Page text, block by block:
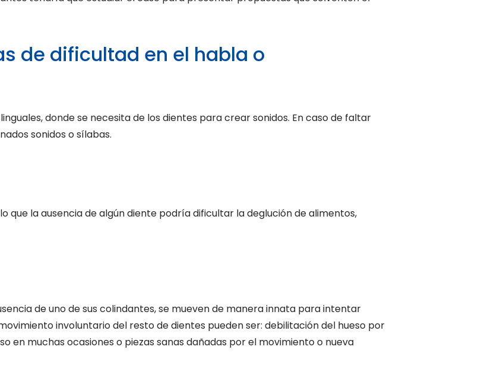
de dificultad en el habla o
donde se necesita de los dientes para crear sonidos. En caso de faltar
sonidos o sílabas.
que la ausencia de algún diente podría dificultar la deglución de alimentos,
de uno de sus colindantes, se mueven de manera innata para intentar
involuntario del resto de dientes pueden ser: debilitación del hueso por
en muchas ocasiones o piezas sanas dañadas por el movimiento o nueva